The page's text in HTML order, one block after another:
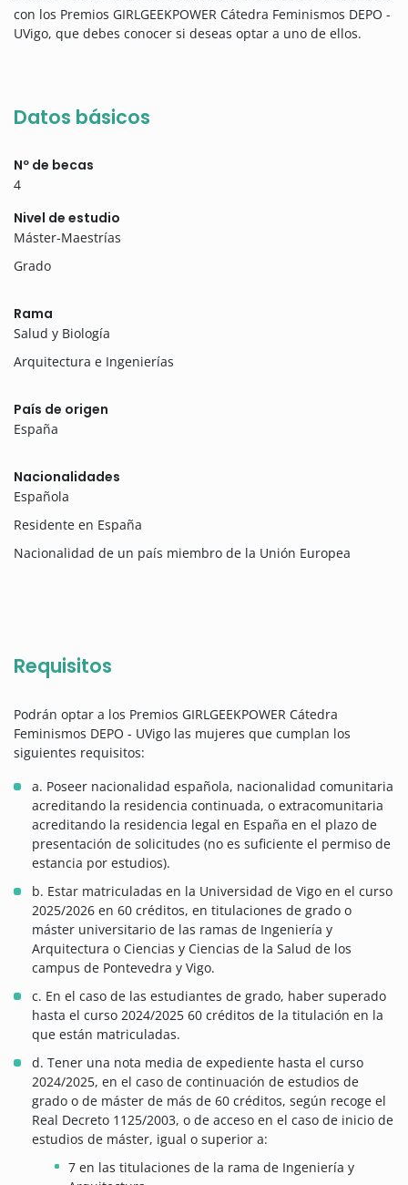
con los Premios GIRLGEEKPOWER Cátedra Feminismos DEPO -
UVigo, que debes conocer si deseas optar a uno de ellos.
Datos básicos
Nº de becas
4
Nivel de estudio
Máster-Maestrías
Grado
Rama
Salud y Biología
Arquitectura e Ingenierías
País de origen
España
Nacionalidades
Española
Residente en España
Nacionalidad de un país miembro de la Unión Europea
Requisitos
Podrán optar a los Premios GIRLGEEKPOWER Cátedra
Feminismos DEPO - UVigo las mujeres que cumplan los
siguientes requisitos:
a. Poseer nacionalidad española, nacionalidad comunitaria
acreditando la residencia continuada, o extracomunitaria
acreditando la residencia legal en España en el plazo de
presentación de solicitudes (no es suficiente el permiso de
estancia por estudios).
b. Estar matriculadas en la Universidad de Vigo en el curso
2025/2026 en 60 créditos, en titulaciones de grado o
máster universitario de las ramas de Ingeniería y
Arquitectura o Ciencias y Ciencias de la Salud de los
campus de Pontevedra y Vigo.
c. En el caso de las estudiantes de grado, haber superado
hasta el curso 2024/2025 60 créditos de la titulación en la
que están matriculadas.
d. Tener una nota media de expediente hasta el curso
2024/2025, en el caso de continuación de estudios de
grado o de máster de más de 60 créditos, según recoge el
Real Decreto 1125/2003, o de acceso en el caso de inicio de
estudios de máster, igual o superior a:
7 en las titulaciones de la rama de Ingeniería y